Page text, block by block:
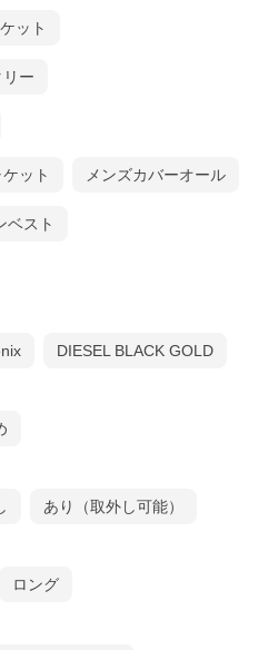
ット
ー
ット メンズカバーオール
ベスト
DIESEL BLACK GOLD
あり（取外し可能）
ロング